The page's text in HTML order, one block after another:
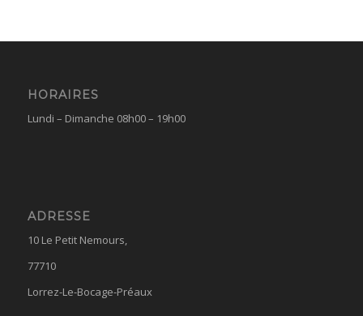
HORAIRES
Lundi – Dimanche 08h00 – 19h00
ADRESSE
10 Le Petit Nemours,
77710
Lorrez-Le-Bocage-Préaux